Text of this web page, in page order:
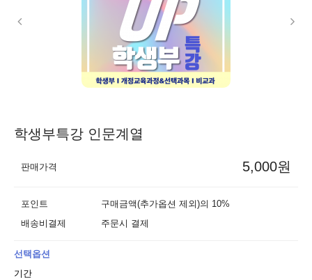
학생부특강 인문계열
판매가격 5,000원
포인트
구매금액(추가옵션 제외)의 10%
배송비결제
주문시 결제
선택옵션
기간